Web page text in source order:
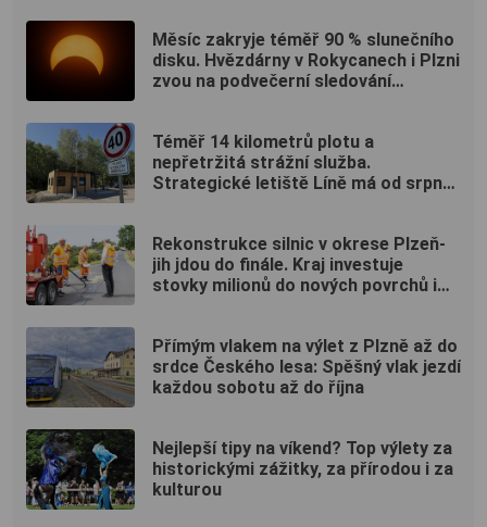
Měsíc zakryje téměř 90 % slunečního
disku. Hvězdárny v Rokycanech i Plzni
zvou na podvečerní sledování
Téměř 14 kilometrů plotu a
nepřetržitá strážní služba.
Strategické letiště Líně má od srpna
Rekonstrukce silnic v okrese Plzeň-
jih jdou do finále. Kraj investuje
stovky milionů do nových povrchů i
Přímým vlakem na výlet z Plzně až do
srdce Českého lesa: Spěšný vlak jezdí
každou sobotu až do října
Nejlepší tipy na víkend? Top výlety za
historickými zážitky, za přírodou i za
kulturou